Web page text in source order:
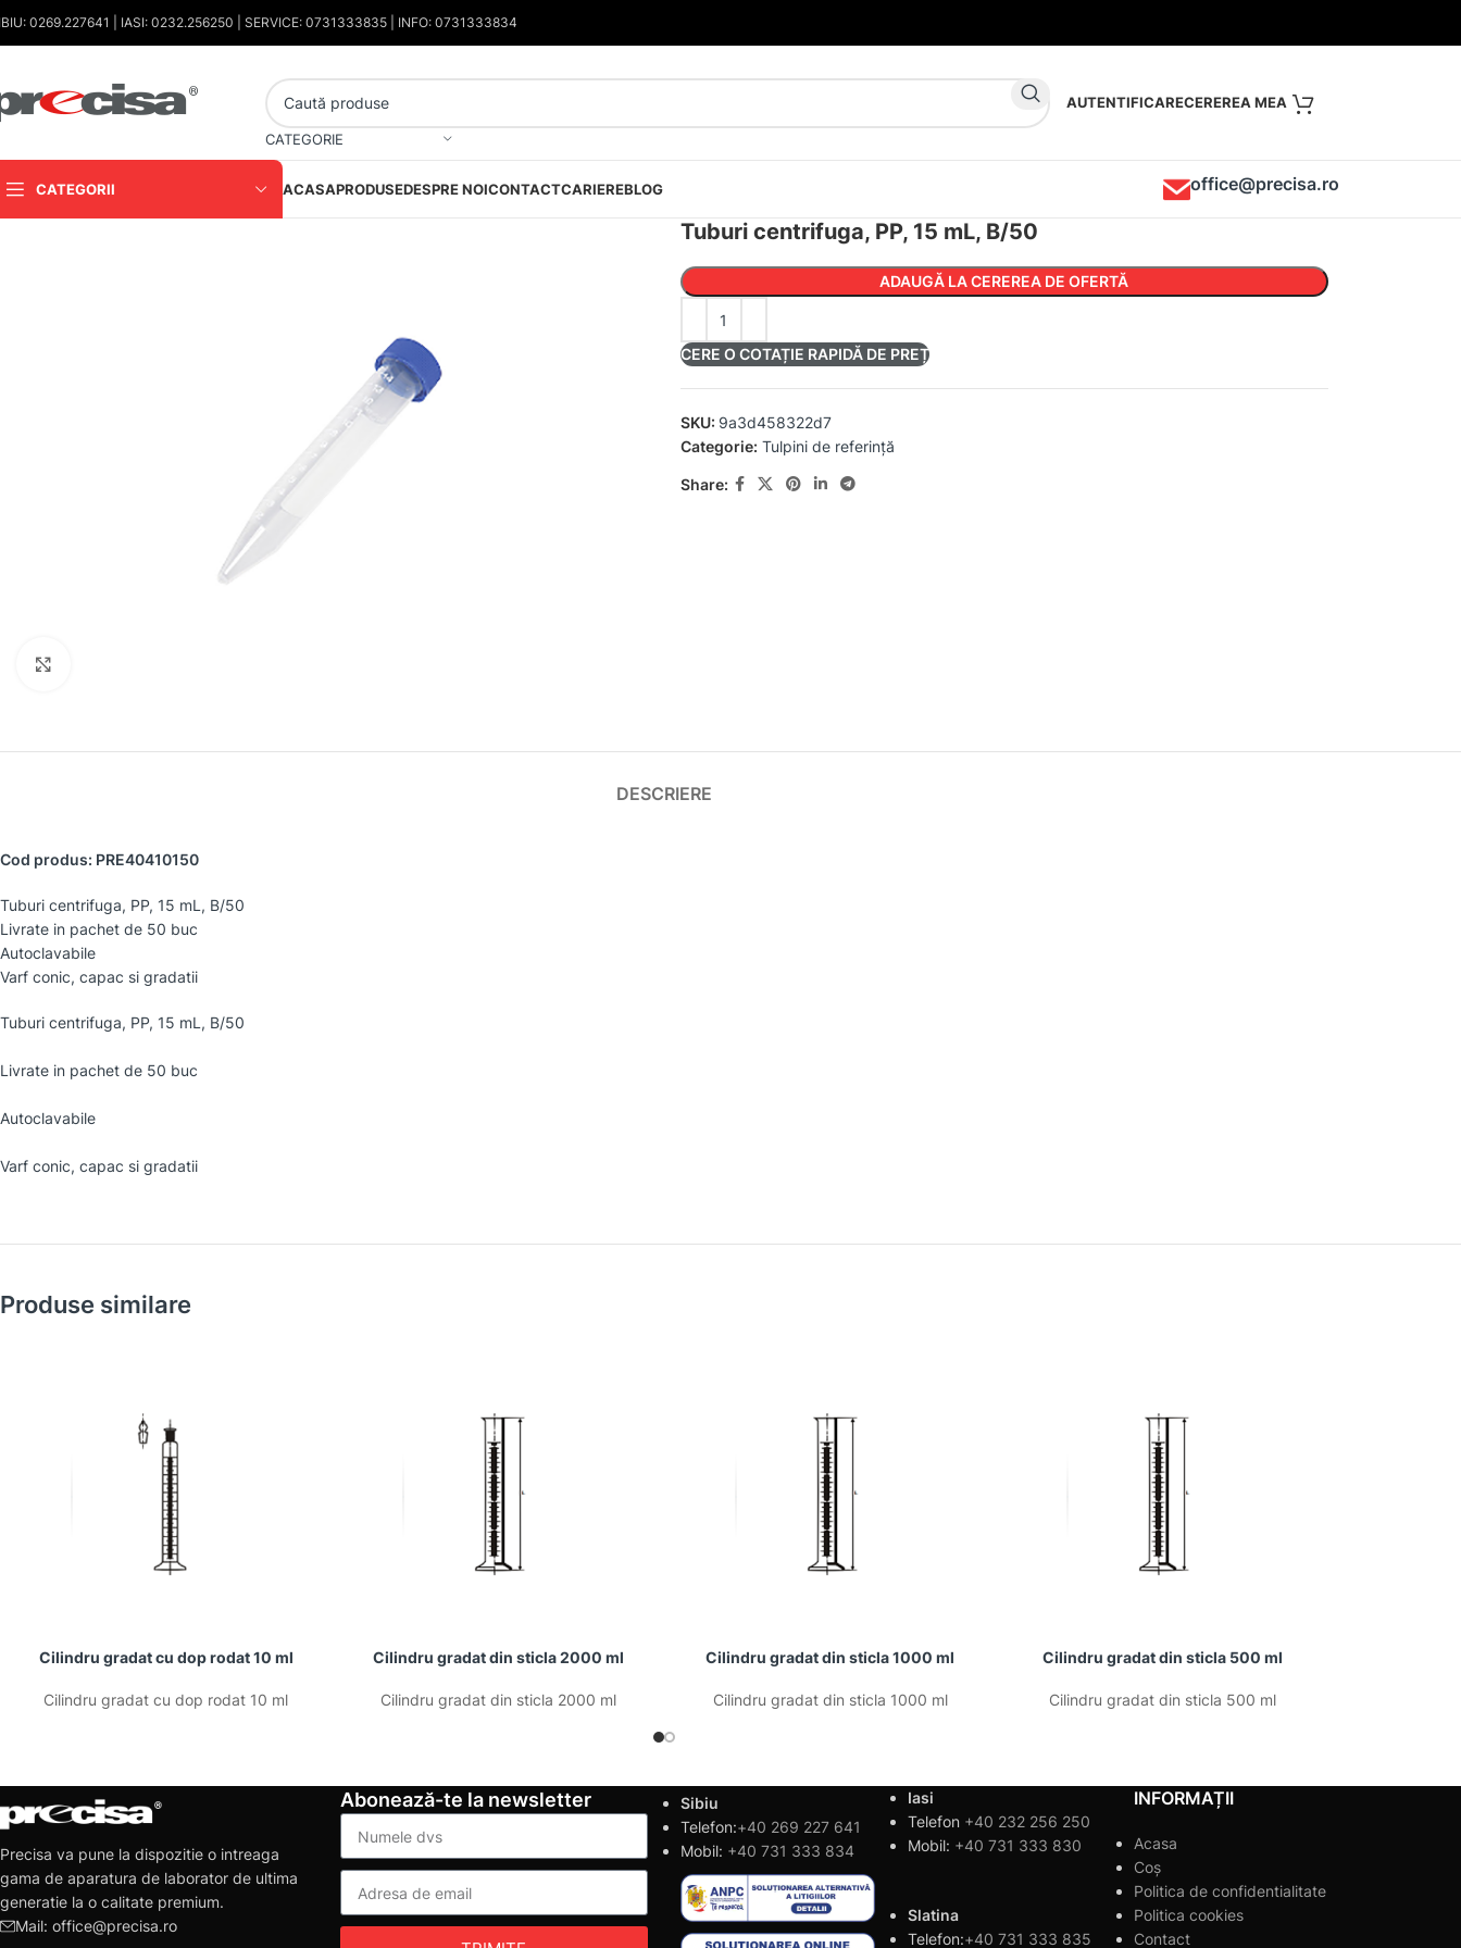
0269.227641 | IASI: 0232.256250 | SERVICE: 0731333835 | INFO: 0731333834
CATEGORIE
AUTENTIFICARE
CATEGORII ACASAPRODUSEDESPRE NOICONTACTCARIEREBLOG office@precisa.ro
Tuburi centrifuga, PP, 15 mL, B/50
ADAUGĂ LA CEREREA DE OFERTĂ
CERE O COTAȚIE RAPIDĂ DE PREȚ
SKU: 9a3d458322d7
Categorie: Tulpini de referință
Share:
DESCRIERE
Cod produs: PRE40410150
Tuburi centrifuga, PP, 15 mL, B/50
Livrate in pachet de 50 buc
Autoclavabile
Varf conic, capac si gradatii
Tuburi centrifuga, PP, 15 mL, B/50
Livrate in pachet de 50 buc
Autoclavabile
Varf conic, capac si gradatii
Produse similare
Cilindru gradat cu dop rodat 10 ml
Cilindru gradat cu dop rodat 10 ml
Cilindru gradat din sticla 2000 ml
Cilindru gradat din sticla 2000 ml
Cilindru gradat din sticla 1000 ml
Cilindru gradat din sticla 1000 ml
Cilindru gradat din sticla 500 ml
Cilindru gradat din sticla 500 ml
Precisa va pune la dispozitie o intreaga
gama de aparatura de laborator de ultima
generatie la o calitate premium.
Mail: office@precisa.ro
Abonează-te la newsletter
Sibiu
Telefon:+40 269 227 641
Mobil: +40 731 333 834
Iasi
Telefon +40 232 256 250
Mobil: +40 731 333 830
Slatina
Telefon:+40 731 333 835
INFORMAȚII
Acasa
Coș
Politica de confidentialitate
Politica cookies
Contact